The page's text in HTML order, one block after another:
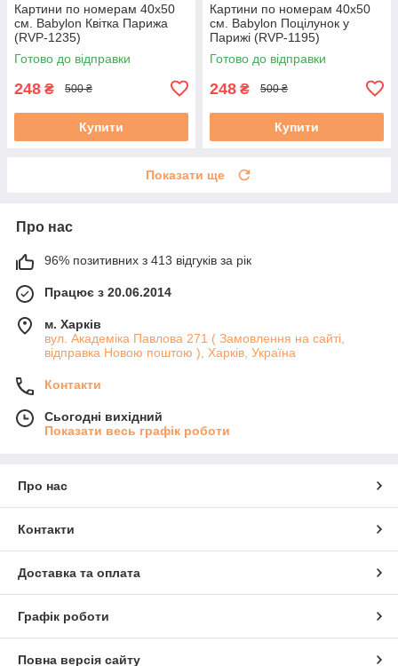
Картини по номерам 40х50
см. Babylon Квітка Парижа
(RVP-1235)
Готово до відправки
248 ₴ 500 ₴
Купити
Картини по номерам 40х50
см. Babylon Поцілунок у
Парижі (RVP-1195)
Готово до відправки
248 ₴ 500 ₴
Купити
Показати ще
Про нас
96% позитивних з 413 відгуків за рік
Працює з 20.06.2014
м. Харків
вул. Академіка Павлова 271 ( Замовлення на сайті,
відправка Новою поштою ), Харків, Україна
Контакти
Сьогодні вихідний
Показати весь графік роботи
Про нас
Контакти
Доставка та оплата
Графік роботи
Повна версія сайту